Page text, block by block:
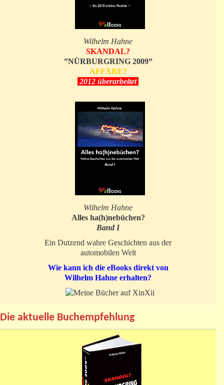
Wilhelm Hahne
SKANDAL?
”NÜRBURGRING 2009”
AFFÄRE?
2012 überarbeitet
Wilhelm Hahne
Alles ha(h)nebüchen?
Band I
Ein Dutzend wahre Geschichten aus der
automobilen Welt
Wie kann ich die eBooks direkt von
Wilhelm Hahne erhalten?
Die aktuelle Buchempfehlung